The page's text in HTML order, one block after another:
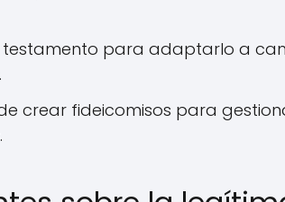
testamento para adaptarlo a
crear fideicomisos para